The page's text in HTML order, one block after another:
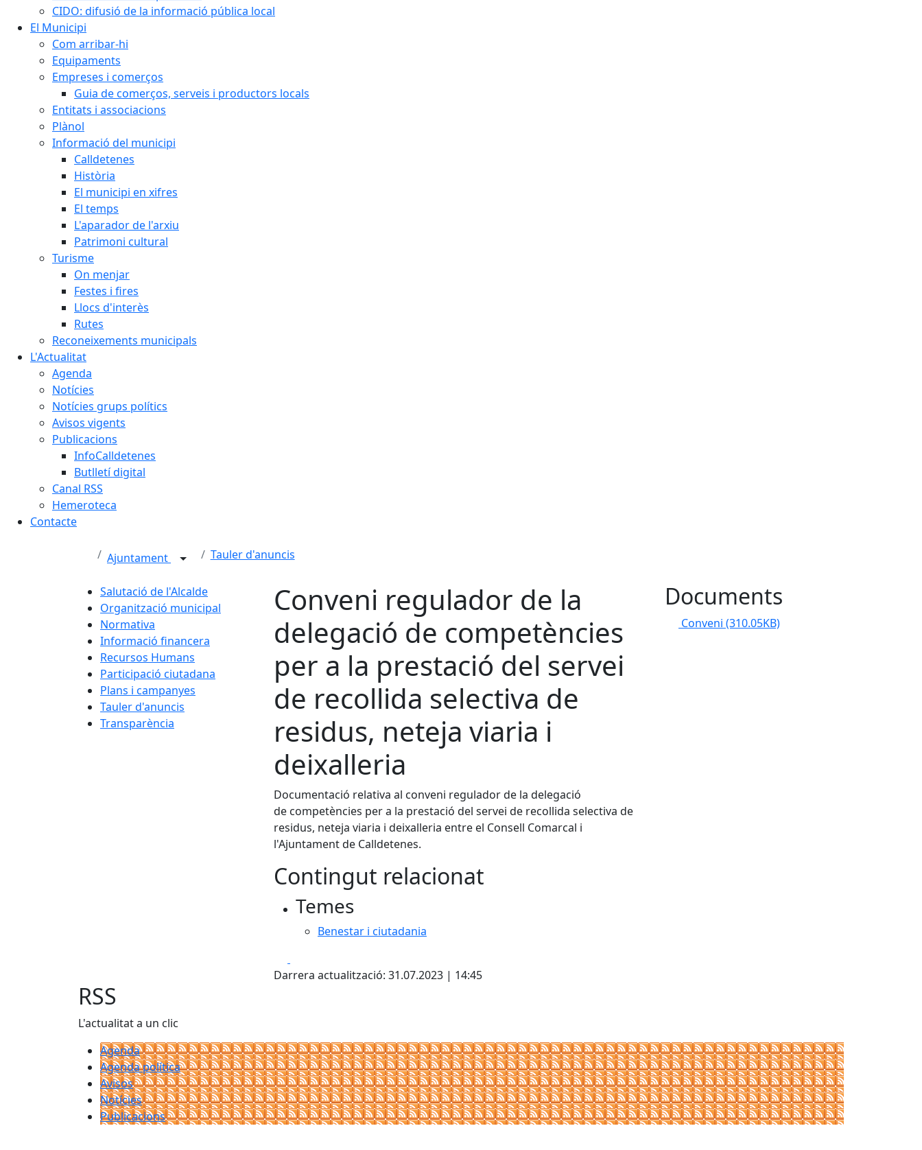
CIDO: difusió de la informació pública local
El Municipi
Com arribar-hi
Equipaments
Empreses i comerços
Guia de comerços, serveis i productors locals
Entitats i associacions
Plànol
Informació del municipi
Calldetenes
Història
El municipi en xifres
El temps
L'aparador de l'arxiu
Patrimoni cultural
Turisme
On menjar
Festes i fires
Llocs d'interès
Rutes
Reconeixements municipals
L'Actualitat
Agenda
Notícies
Notícies grups polítics
Avisos vigents
Publicacions
InfoCalldetenes
Butlletí digital
Canal RSS
Hemeroteca
Contacte
Ajuntament Tauler d'anuncis
Salutació de l'Alcalde
Organització municipal
Normativa
Informació financera
Recursos Humans
Participació ciutadana
Plans i campanyes
Tauler d'anuncis
Transparència
Conveni regulador de la
delegació de competències
per a la prestació del servei
de recollida selectiva de
residus, neteja viaria i
deixalleria
Documentació relativa al conveni regulador de la delegació
de competències per a la prestació del servei de recollida selectiva de
residus, neteja viaria i deixalleria entre el Consell Comarcal i
l'Ajuntament de Calldetenes.
Contingut relacionat
Temes
Benestar i ciutadania
Darrera actualització: 31.07.2023 | 14:45
Documents
Conveni (310.05KB)
RSS
L'actualitat a un clic
Agenda
Agenda política
Avisos
Notícies
Publicacions